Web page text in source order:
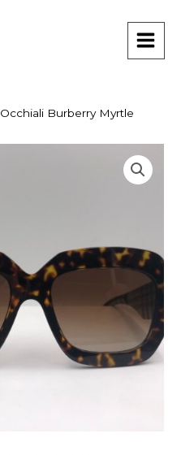
Occhiali Burberry Myrtle